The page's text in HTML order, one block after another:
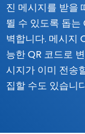
진 메시지를 받을
뛸 수 있도록 돕는
벽합니다. 메시지
능한 QR 코드로
시지가 이미 전송
집할 수도 있습니